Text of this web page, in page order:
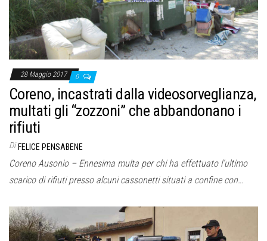
28 Maggio 2017 0
Coreno, incastrati dalla videosorveglianza,
multati gli “zozzoni” che abbandonano i
rifiuti
Di FELICE PENSABENE
Coreno Ausonio – Ennesima multa per chi ha effettuato l’ultimo
scarico di rifiuti presso alcuni cassonetti situati a confine con…